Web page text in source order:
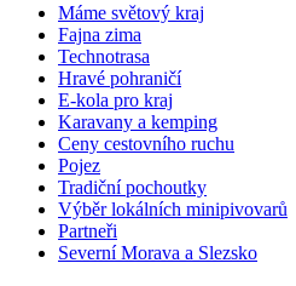
Máme světový kraj
Fajna zima
Technotrasa
Hravé pohraničí
E-kola pro kraj
Karavany a kemping
Ceny cestovního ruchu
Pojez
Tradiční pochoutky
Výběr lokálních minipivovarů
Partneři
Severní Morava a Slezsko